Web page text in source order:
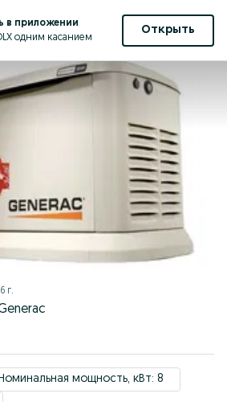
в приложении
одним касанием
Открыть
г.
мощность, кВт: 8